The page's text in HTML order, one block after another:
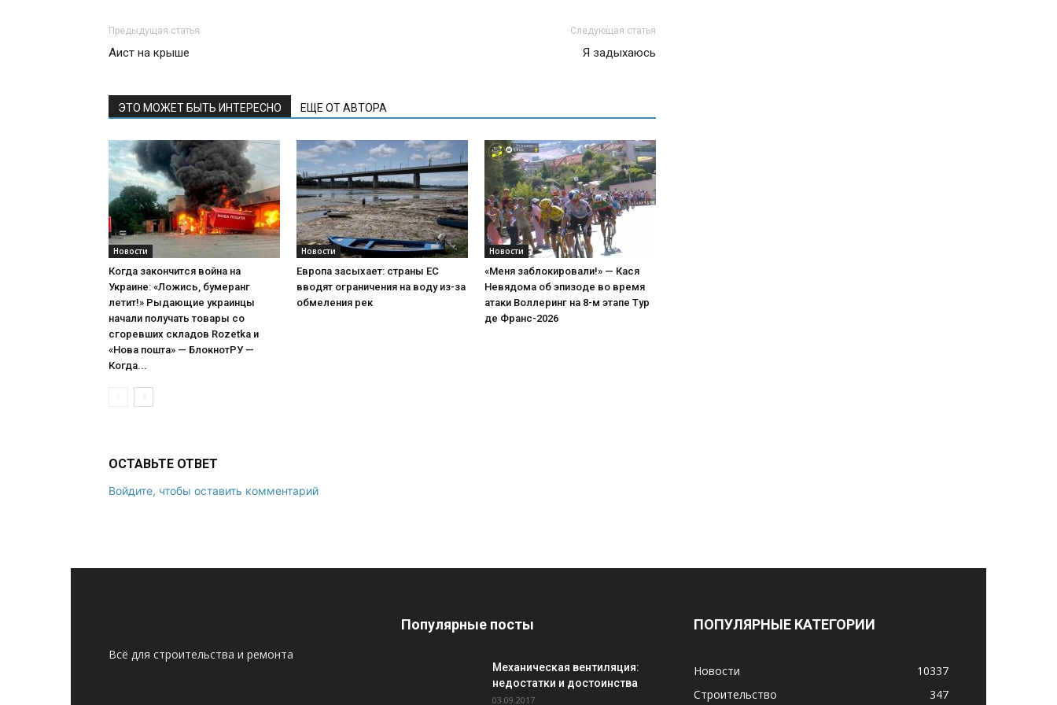
Предыдущая статья
Аист на крыше
Следующая статья
Я задыхаюсь
ЭТО МОЖЕТ БЫТЬ ИНТЕРЕСНО ЕЩЕ ОТ АВТОРА
Новости
Когда закончится война на
Украине: «Ложись, бумеранг
летит!» Рыдающие украинцы
начали получать товары со
сгоревших складов Rozetka и
«Нова пошта» — БлокнотРУ —
Когда...
Новости
Европа засыхает: страны ЕС
вводят ограничения на воду из-за
обмеления рек
Новости
«Меня заблокировали!» — Кася
Невядома об эпизоде во время
атаки Воллеринг на 8-м этапе Тур
де Франс-2026
ОСТАВЬТЕ ОТВЕТ
Войдите, чтобы оставить комментарий
Всё для строительства и ремонта
Популярные посты
Механическая вентиляция:
недостатки и достоинства
03.09.2017
ПОПУЛЯРНЫЕ КАТЕГОРИИ
Новости
10337
Строительство
347